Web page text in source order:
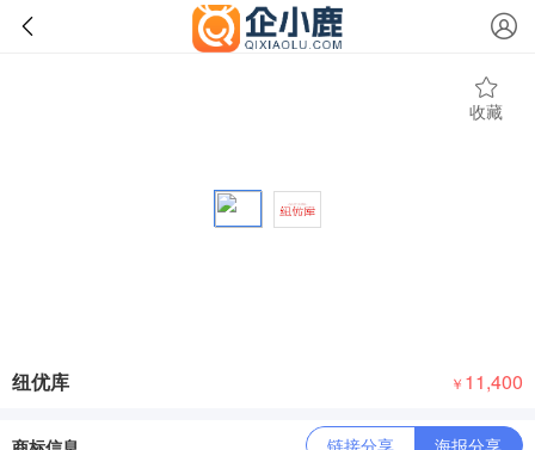
收藏
纽优库 ￥ 11,400
链接分享 海报分享